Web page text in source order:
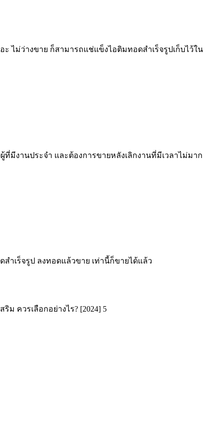
ไม่ว่างขาย ก็สามารถแช่แข็งไอติมทอดสำเร็จรูปเก็บไว้ใน
มีงานประจำ และต้องการขายหลังเลิกงานที่มีเวลาไม่มาก
ำเร็จรูป ลงทอดแล้วขาย เท่านี้ก็ขายได้แล้ว